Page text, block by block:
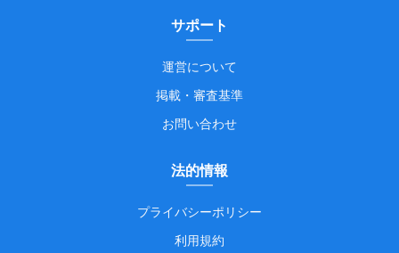
サポート
運営について
掲載・審査基準
お問い合わせ
法的情報
プライバシーポリシー
利用規約